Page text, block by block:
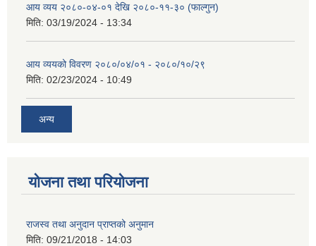
आय व्यय २०८०-०४-०१ देखि २०८०-११-३० (फाल्गुन)
मिति: 03/19/2024 - 13:34
आय व्ययको विवरण २०८०/०४/०१ - २०८०/१०/२९
मिति: 02/23/2024 - 10:49
अन्य
योजना तथा परियोजना
राजस्व तथा अनुदान प्राप्तको अनुमान
मिति: 09/21/2018 - 14:03